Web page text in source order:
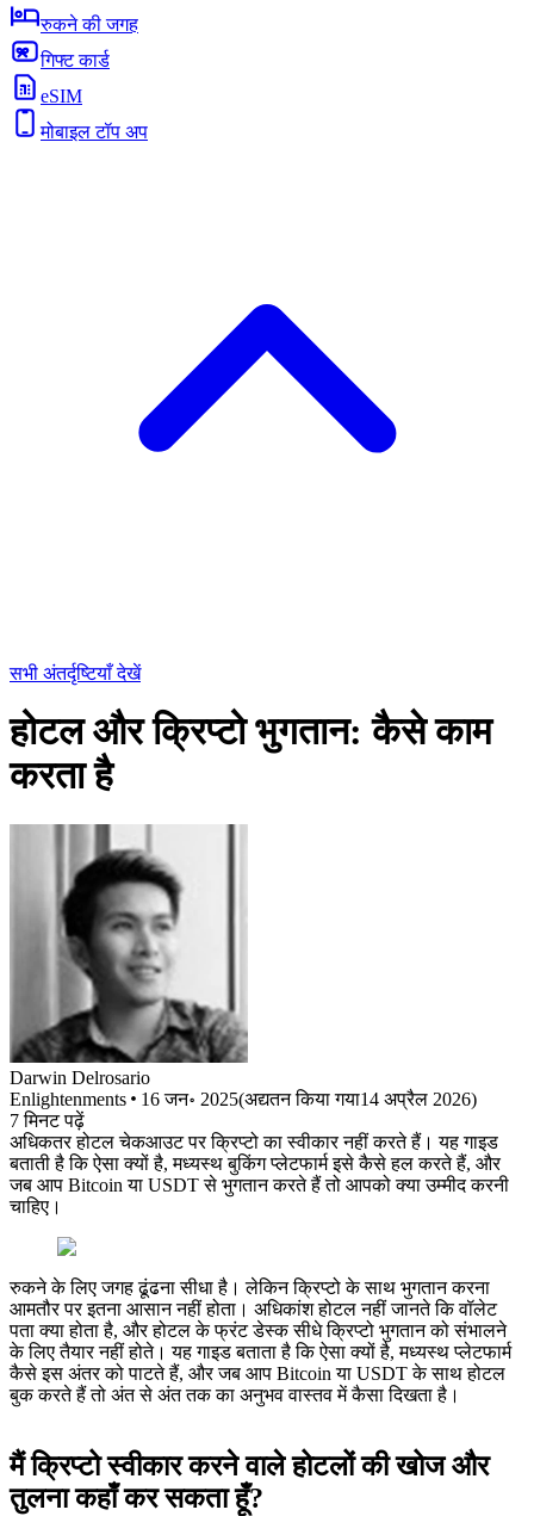
रुकने की जगह
गिफ्ट कार्ड
eSIM
मोबाइल टॉप अप
सभी अंतर्दृष्टियाँ देखें
होटल और क्रिप्टो भुगतान: कैसे काम
करता है
Darwin Delrosario
Enlightenments
16 जन॰ 2025(अद्यतन किया गया14 अप्रैल 2026)
7 मिनट पढ़ें
अधिकतर होटल चेकआउट पर क्रिप्टो का स्वीकार नहीं करते हैं। यह गाइड
बताती है कि ऐसा क्यों है, मध्यस्थ बुकिंग प्लेटफार्म इसे कैसे हल करते हैं, और
जब आप Bitcoin या USDT से भुगतान करते हैं तो आपको क्या उम्मीद करनी
चाहिए।
रुकने के लिए जगह ढूंढना सीधा है। लेकिन क्रिप्टो के साथ भुगतान करना
आमतौर पर इतना आसान नहीं होता। अधिकांश होटल नहीं जानते कि वॉलेट
पता क्या होता है, और होटल के फ्रंट डेस्क सीधे क्रिप्टो भुगतान को संभालने
के लिए तैयार नहीं होते। यह गाइड बताता है कि ऐसा क्यों है, मध्यस्थ प्लेटफार्म
कैसे इस अंतर को पाटते हैं, और जब आप Bitcoin या USDT के साथ होटल
बुक करते हैं तो अंत से अंत तक का अनुभव वास्तव में कैसा दिखता है।
मैं क्रिप्टो स्वीकार करने वाले होटलों की खोज और
तुलना कहाँ कर सकता हूँ?